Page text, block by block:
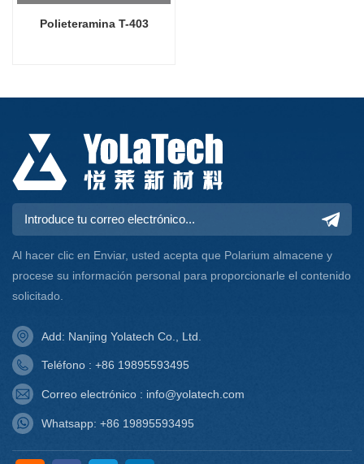
Polieteramina T-403
Al hacer clic en Enviar, usted acepta que Polarium almacene y
procese su información personal para proporcionarle el contenido
solicitado.
Add: Nanjing Yolatech Co., Ltd.
Teléfono : +86 19895593495
Correo electrónico : info@yolatech.com
Whatsapp: +86 19895593495